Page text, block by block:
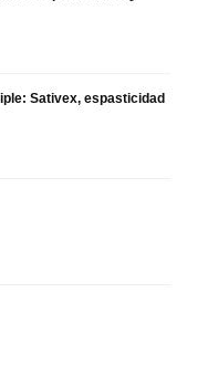
Sativex, espasticidad